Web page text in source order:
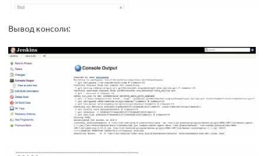
Вывод консоли: